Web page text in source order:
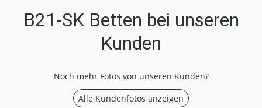
B21-SK Betten bei unseren
Kunden
Noch mehr Fotos von unseren Kunden?
Alle Kundenfotos anzeigen